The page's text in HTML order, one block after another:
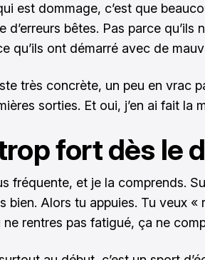
est dommage, c’est que
d’erreurs bêtes. Pas parce qu’ils
qu’ils ont démarré avec de
très concrète, un peu en vrac
sorties. Et oui, j’en ai fait la
fort dès le
fréquente, et je la comprends.
bien. Alors tu appuies. Tu veux «
rentres pas fatigué, ça ne